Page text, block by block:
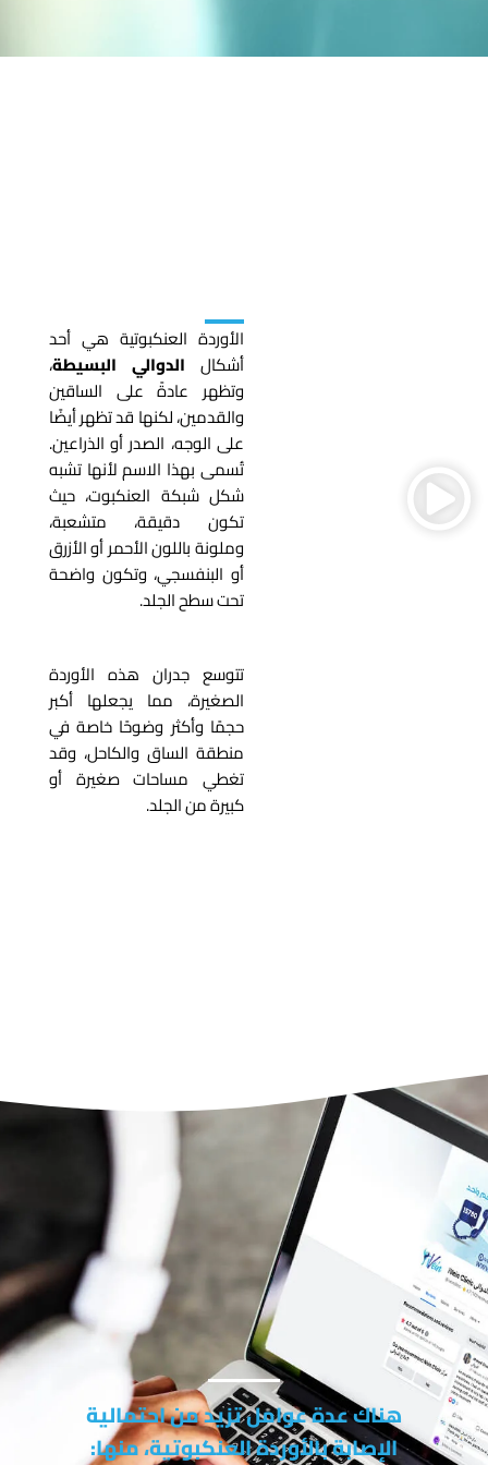
الأوردة العنكبوتية هي أحد
أشكال الدوالي البسيطة،
وتظهر عادةً على الساقين
والقدمين، لكنها قد تظهر أيضًا
على الوجه، الصدر أو الذراعين.
تُسمى بهذا الاسم لأنها تشبه
شكل شبكة العنكبوت، حيث
تكون دقيقة، متشعبة،
وملونة باللون الأحمر أو الأزرق
أو البنفسجي، وتكون واضحة
تحت سطح الجلد.
تتوسع جدران هذه الأوردة
الصغيرة، مما يجعلها أكبر
حجمًا وأكثر وضوحًا خاصة في
منطقة الساق والكاحل، وقد
تغطي مساحات صغيرة أو
كبيرة من الجلد.
اعرف ما الذي قد يعرّضك لخطر الأصابة
ما هي أسباب وعوامل
الخطر للإصابة بالأوردة
العنكبوتية؟
هناك عدة عوامل تزيد من احتمالية
الإصابة بالأوردة العنكبوتية، منها: